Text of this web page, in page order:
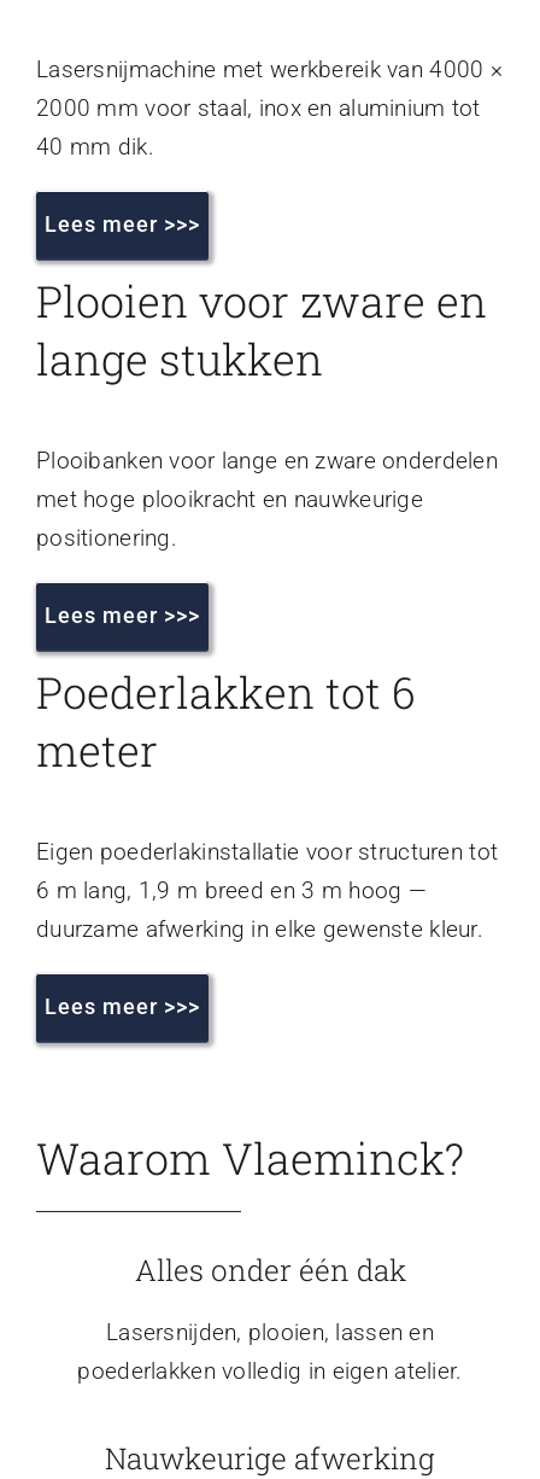
Lasersnijmachine met werkbereik van 4000 ×
2000 mm voor staal, inox en aluminium tot
40 mm dik.
Lees meer >>>
Plooien voor zware en
lange stukken
Plooibanken voor lange en zware onderdelen
met hoge plooikracht en nauwkeurige
positionering.
Lees meer >>>
Poederlakken tot 6
meter
Eigen poederlakinstallatie voor structuren tot
6 m lang, 1,9 m breed en 3 m hoog —
duurzame afwerking in elke gewenste kleur.
Lees meer >>>
Waarom Vlaeminck?
Alles onder één dak
Lasersnijden, plooien, lassen en
poederlakken volledig in eigen atelier.
Nauwkeurige afwerking